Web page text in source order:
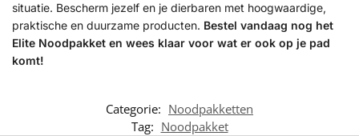
situatie. Bescherm jezelf en je dierbaren met hoogwaardige,
praktische en duurzame producten. Bestel vandaag nog het
Elite Noodpakket en wees klaar voor wat er ook op je pad
komt!
Categorie: Noodpakketten
Tag: Noodpakket